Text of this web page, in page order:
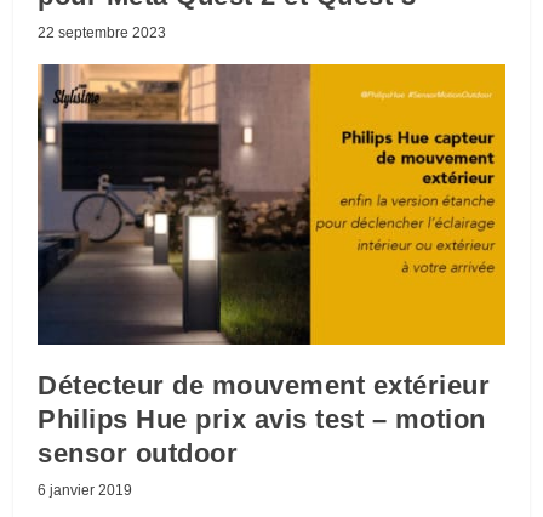
22 septembre 2023
Détecteur de mouvement extérieur
Philips Hue prix avis test – motion
sensor outdoor
6 janvier 2019